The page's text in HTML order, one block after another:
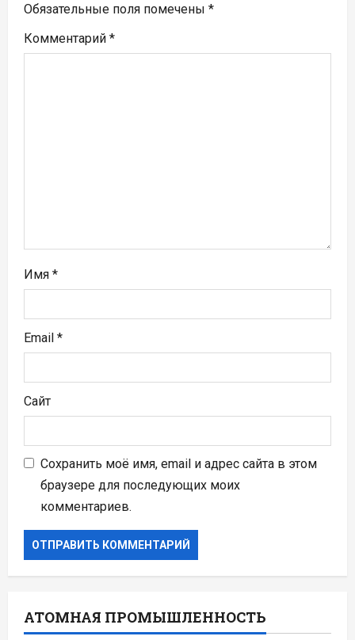
п
о
я
м
Обязательные поля помечены *
Комментарий *
Имя *
Email *
Сайт
Сохранить моё имя, email и адрес сайта в этом
браузере для последующих моих
комментариев.
АТОМНАЯ ПРОМЫШЛЕННОСТЬ